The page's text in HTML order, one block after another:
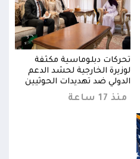
تحركات دبلوماسية مكثفة
لوزيرة الخارجية لحشد الدعم
الدولي ضد تهديدات الحوثيين
منذ 17 ساعة